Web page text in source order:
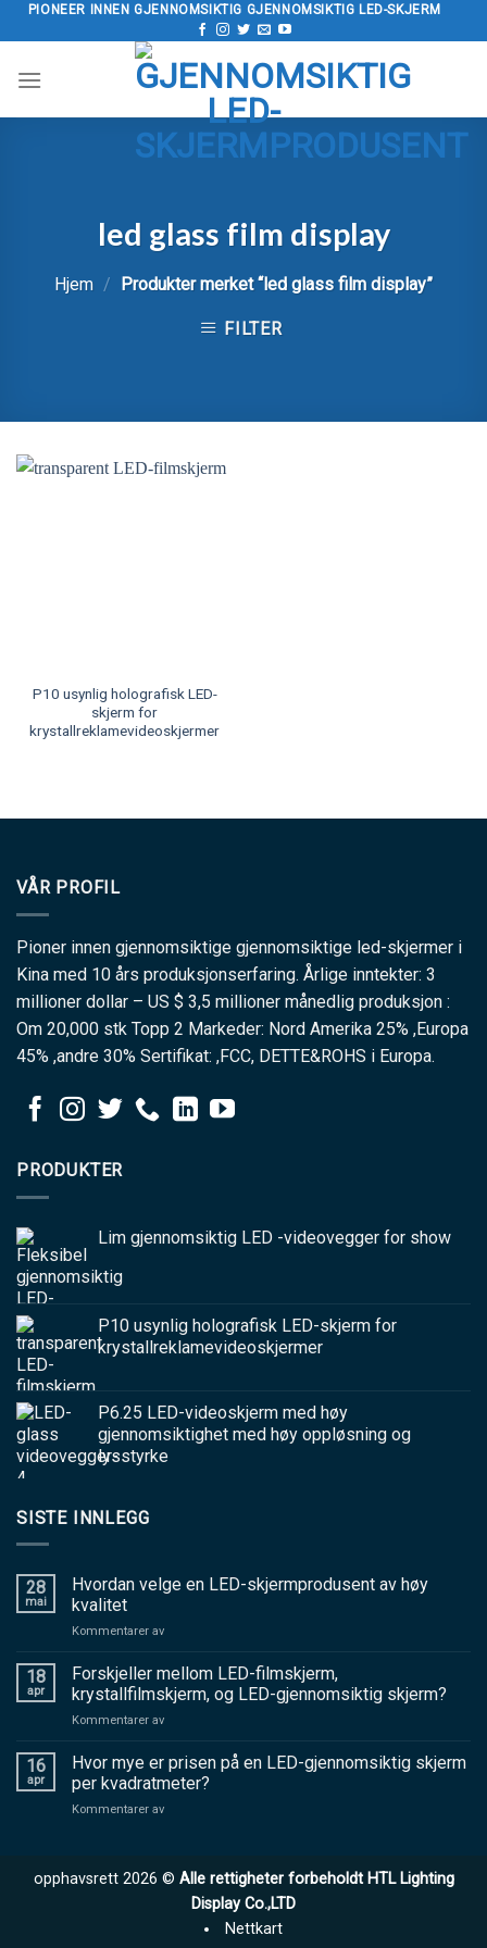
Hopp
til
PIONEER INNEN GJENNOMSIKTIG GJENNOMSIKTIG LED-SKJERM
led glass film display
Hjem / Produkter merket “led glass film display”
FILTER
P10 usynlig holografisk LED-
skjerm for
krystallreklamevideoskjermer
VÅR PROFIL
Pioner innen gjennomsiktige gjennomsiktige led-skjermer i
Kina med 10 års produksjonserfaring. Årlige inntekter: 3
millioner dollar – US $ 3,5 millioner månedlig produksjon :
Om 20,000 stk Topp 2 Markeder: Nord Amerika 25% ,Europa
45% ,andre 30% Sertifikat: ,FCC, DETTE&ROHS i Europa.
PRODUKTER
Lim gjennomsiktig LED -videovegger for show
P10 usynlig holografisk LED-skjerm for
krystallreklamevideoskjermer
P6.25 LED-videoskjerm med høy
gjennomsiktighet med høy oppløsning og
lysstyrke
SISTE INNLEGG
28
mai
Hvordan velge en LED-skjermprodusent av høy
kvalitet
Kommentarer avpå
velge
en
LED-
skjermprodusent
høy
kvalitet
18
apr
Forskjeller mellom LED-filmskjerm,
krystallfilmskjerm, og LED-gjennomsiktig skjerm?
Kommentarer avpå
mellom
LED-
filmskjerm,
krystallfilmskjerm,
skjerm?
16
apr
Hvor mye er prisen på en LED-gjennomsiktig skjerm
per kvadratmeter?
Kommentarer avpå
prisen
opphavsrett 2026 © Alle rettigheter forbeholdt HTL Lighting
Display Co.,LTD
Nettkart